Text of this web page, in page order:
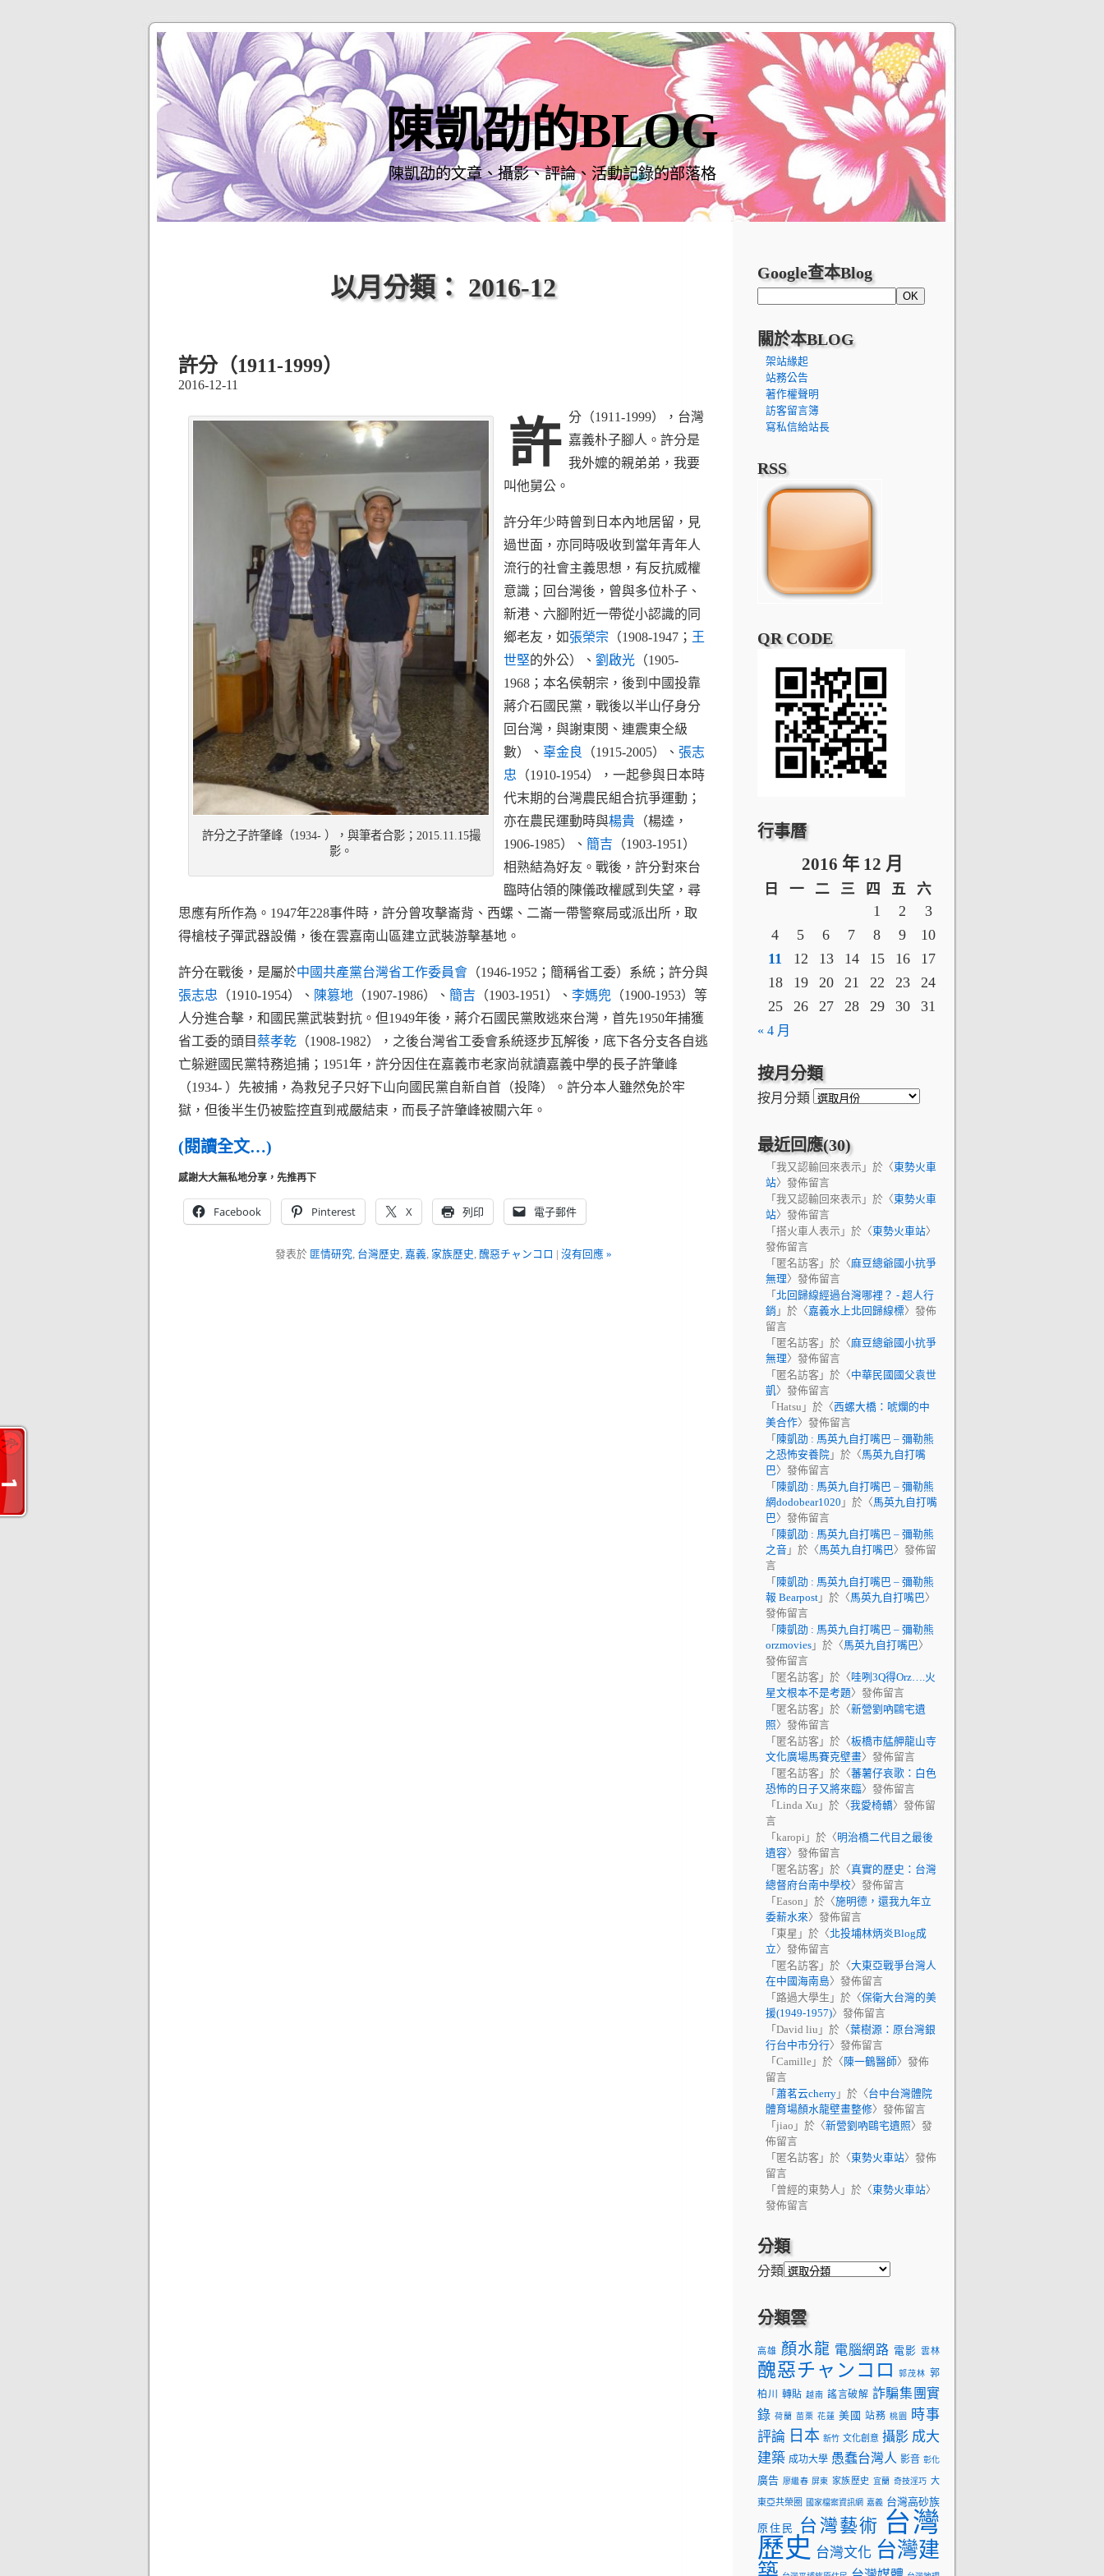
陳凱劭的BLOG
陳凱劭的文章、攝影、評論、活動記錄的部落格
以月分類： 2016-12
許分（1911-1999）
2016-12-11
許分之子許肇峰（1934- ），與筆者合影；2015.11.15撮
影。
許 分（1911-1999），台灣
嘉義朴子腳人。許分是
我外嬤的親弟弟，我要
叫他舅公。
許分年少時曾到日本內地居留，見
過世面，亦同時吸收到當年青年人
流行的社會主義思想，有反抗威權
意識；回台灣後，曾與多位朴子、
新港、六腳附近一帶從小認識的同
鄉老友，如張榮宗 （1908-1947； 王
世堅的外公）、 劉啟光 （1905-
1968；本名侯朝宗，後到中國投靠
蔣介石國民黨，戰後以半山仔身分
回台灣，與謝東閔、連震東仝級
數）、 辜金良 （1915-2005）、 張志
忠 （1910-1954），一起參與日本時
代末期的台灣農民組合抗爭運動；
亦在農民運動時與楊貴 （楊逵，
1906-1985）、 簡吉 （1903-1951）
相熟結為好友。戰後，許分對來台
臨時佔領的陳儀政權感到失望，尋
思應有所作為。1947年228事件時，許分曾攻擊崙背、西螺、二崙一帶警察局或派出所，取
得槍枝子彈武器設備，後在雲嘉南山區建立武裝游擊基地。
許分在戰後，是屬於中國共產黨台灣省工作委員會 （1946-1952；簡稱省工委）系統；許分與
張志忠 （1910-1954）、 陳篡地 （1907-1986）、 簡吉 （1903-1951）、 李媽兜 （1900-1953）等
人分進合擊，和國民黨武裝對抗。但1949年後，蔣介石國民黨敗逃來台灣，首先1950年捕獲
省工委的頭目蔡孝乾 （1908-1982），之後台灣省工委會系統逐步瓦解後，底下各分支各自逃
亡躲避國民黨特務追捕；1951年，許分因住在嘉義市老家尚就讀嘉義中學的長子許肇峰
（1934- ）先被捕，為救兒子只好下山向國民黨自新自首（投降）。許分本人雖然免於牢
獄，但後半生仍被監控直到戒嚴結束，而長子許肇峰被關六年。
(閱讀全文…)
感謝大大無私地分享，先推再下
Facebook Pinterest X 列印 電子郵件
發表於 匪情研究, 台灣歷史, 嘉義, 家族歷史, 醜惡チャンコロ 沒有回應 »
Google查本Blog
關於本BLOG
架站緣起
站務公告
著作權聲明
訪客留言簿
寫私信給站長
RSS
QR CODE
行事曆
2016 年 12 月
日 一 二 三 四 五
六
1
2
3
4
5 6 7 8 9
10
11
12 13 14 15 16
17
18
19 20 21 22 23
24
25
26 27 28 29 30 31
« 4 月
按月分類
按月分類
最近回應(30)
「 我又認輸回來表示 」於〈 東勢火車
站〉發佈留言
「 我又認輸回來表示 」於〈 東勢火車
站〉發佈留言
「 搭火車人表示 」於〈 東勢火車站〉
發佈留言
「 匿名訪客 」於〈麻豆總爺國小抗爭
無理〉發佈留言
「 北回歸線經過台灣哪裡？ - 超人行
銷 」於〈嘉義水上北回歸線標〉發佈
留言
「 匿名訪客 」於〈麻豆總爺國小抗爭
無理〉發佈留言
「 匿名訪客 」於〈中華民國國父袁世
凱〉發佈留言
「 Hatsu 」於〈西螺大橋：唬爛的中
美合作〉發佈留言
「 陳凱劭 : 馬英九自打嘴巴 – 彌勒熊
之恐怖安養院 」於〈馬英九自打嘴
巴〉發佈留言
「 陳凱劭 : 馬英九自打嘴巴 – 彌勒熊
網dodobear1020 」於〈馬英九自打嘴
巴〉發佈留言
「 陳凱劭 : 馬英九自打嘴巴 – 彌勒熊
之音 」於〈馬英九自打嘴巴〉發佈留
言
「 陳凱劭 : 馬英九自打嘴巴 – 彌勒熊
報 Bearpost 」於〈馬英九自打嘴巴〉
發佈留言
「 陳凱劭 : 馬英九自打嘴巴 – 彌勒熊
orzmovies 」於〈馬英九自打嘴巴〉
發佈留言
「 匿名訪客 」於〈哇咧3Q得Orz….火
星文根本不是考題〉發佈留言
「 匿名訪客 」於〈新營劉吶鷗宅遺
照〉發佈留言
「 匿名訪客 」於〈板橋市艋舺龍山寺
文化廣場馬賽克壁畫〉發佈留言
「 匿名訪客 」於〈蕃薯仔哀歌：白色
恐怖的日子又將來臨〉發佈留言
「 Linda Xu 」於〈我愛椅轎〉發佈留
言
「 karopi 」於〈明治橋二代目之最後
遺容〉發佈留言
「 匿名訪客 」於〈真實的歷史：台灣
總督府台南中學校〉發佈留言
「 Eason 」於〈施明德，還我九年立
委薪水來〉發佈留言
「 東星 」於〈北投埔林炳炎Blog成
立〉發佈留言
「 匿名訪客 」於〈大東亞戰爭台灣人
在中國海南島〉發佈留言
「 路過大學生 」於〈保衛大台灣的美
援(1949-1957)〉發佈留言
「 David liu 」於〈葉樹源：原台灣銀
行台中市分行〉發佈留言
「 Camille 」於〈 陳一鶴醫師〉發佈
留言
「 蕭茗云cherry 」於〈台中台灣體院
體育場顏水龍壁畫整修〉發佈留言
「 jiao 」於〈新營劉吶鷗宅遺照〉發
佈留言
「 匿名訪客 」於〈 東勢火車站〉發佈
留言
「 曾經的東勢人 」於〈 東勢火車站〉
發佈留言
分類
分類
分類雲
高雄 顏水龍 電腦網路 電影 雲林
醜惡チャンコロ 郭茂林 郭
柏川
轉貼 越南 謠言破解 詐騙集團實
錄 荷蘭 苗栗 花蓮 美國 站務 桃園
時事
評論 日本 新竹 文化創意 攝影 成大
建築 成功大學 愚蠢台灣人 影音 彰化
廣告 廖繼春 屏東 家族歷史 宜蘭 奇技淫巧 大
東亞共榮圈 國家檔案資訊網 嘉義 台灣高砂族
原住民 台灣藝術 台灣
歷史 台灣文化 台灣建